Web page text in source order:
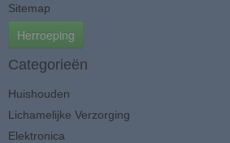
Sitemap
Herroeping
Categorieën
Huishouden
Lichamelijke Verzorging
Elektronica